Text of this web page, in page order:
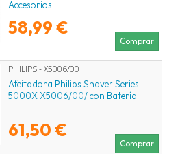
Accesorios
58,99 €
Comprar
PHILIPS - X5006/00
Afeitadora Philips Shaver Series
5000X X5006/00/ con Batería
61,50 €
Comprar